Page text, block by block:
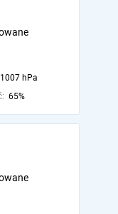
1007 hPa
65%